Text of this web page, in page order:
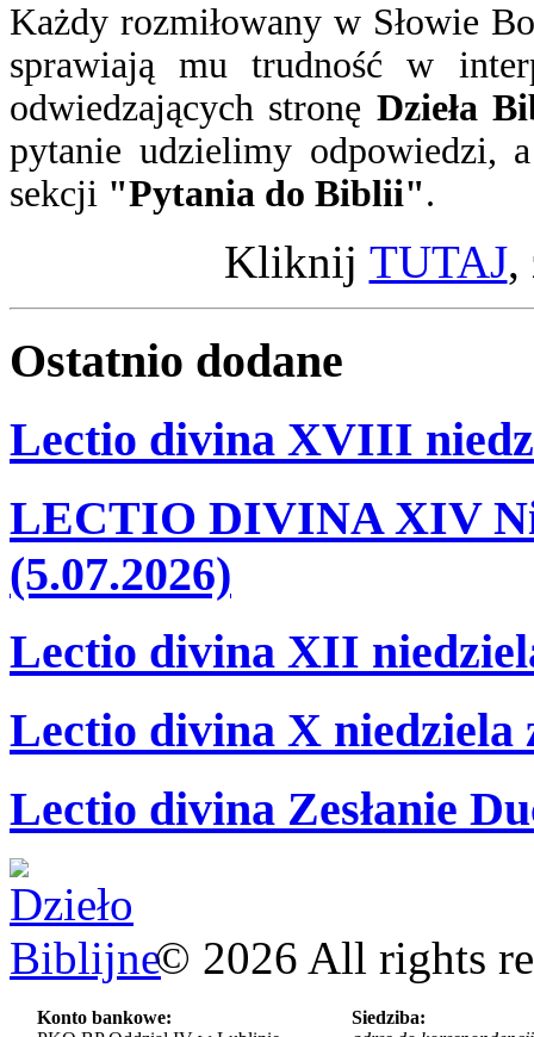
Każdy rozmiłowany w Słowie
sprawiają mu trudność w
odwiedzających stronę Dzieła
pytanie udzielimy odpowiedzi,
sekcji "Pytania do Biblii".
Kliknij TUTAJ,
Ostatnio dodane
Lectio divina XVIII
LECTIO DIVINA XIV
(5.07.2026)
Lectio divina XII
Lectio divina X niedziela
Lectio divina Zesłanie
© 2026 All rights
Konto bankowe:
Siedziba: